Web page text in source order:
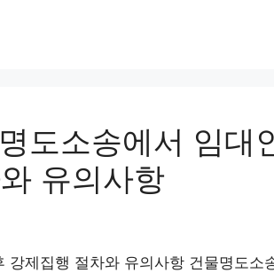
도소송에서 임대
유의사항
강제집행 절차와 유의사항 건물명도소